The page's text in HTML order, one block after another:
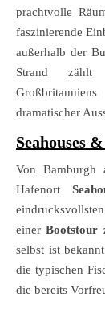
prachtvolle
faszinierende
außerhalb der
Strand zählt
dramatischer
Seahouses
Von
Hafenort
einerBootstour
selbst ist
die typischen
die bereits